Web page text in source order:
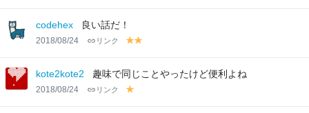
w w
codehex 良い話だ！
2018/08/24 リンク
y
lo
w
lo
kote2kote2 趣味で同じことやったけど便利よね
2018/08/24 リンク